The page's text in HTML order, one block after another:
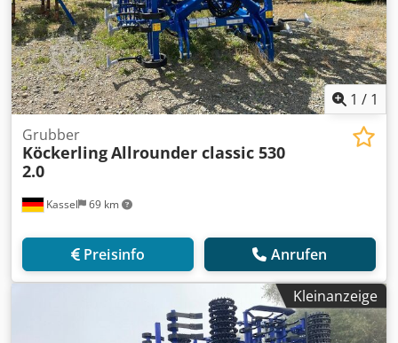
1 / 1
Kassel 69 km
Grubber
KöckerlingAllrounder classic 530
2.0
Preisinfo Anrufen
Kleinanzeige